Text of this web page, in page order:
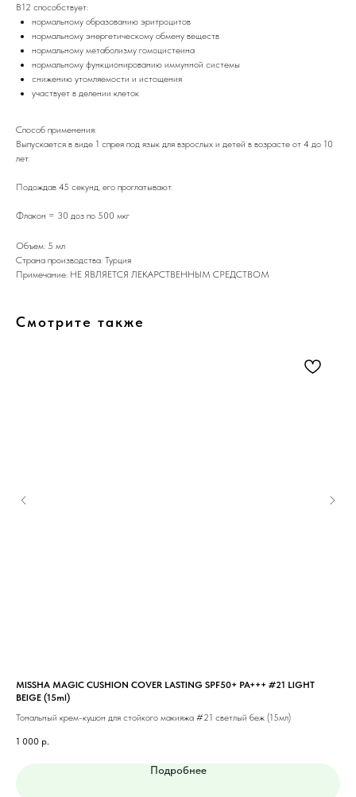
B12 способствует:
нормальному образованию эритроцитов
нормальному энергетическому обмену веществ
нормальному метаболизму гомоцистеина
нормальному функционированию иммунной системы
снижению утомляемости и истощения
участвует в делении клеток
Способ применения:
Выпускается в виде 1 спрея под язык для взрослых и детей в возрасте от 4 до 10
лет.
Подождав 45 секунд, его проглатывают.
Флакон = 30 доз по 500 мкг
Объем: 5 мл
Страна производства: Турция
Примечание: НЕ ЯВЛЯЕТСЯ ЛЕКАРСТВЕННЫМ СРЕДСТВОМ
Смотрите также
MISSHA MAGIC CUSHION COVER LASTING SPF50+ PA+++ #21 LIGHT
BEIGE (15ml)
Тональный крем-кушон для стойкого макияжа #21 светлый беж (15мл)
1 000 р.
Подробнее